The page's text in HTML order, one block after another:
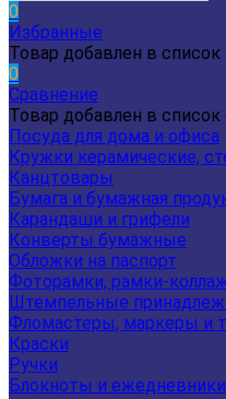
0
Избранные
Товар добавлен в
0
Сравнение
Товар добавлен в список
Посуда для дома и офиса
Кружки керамические,
Канцтовары
Бумага и бумажная
Карандаши и грифели
Конверты бумажные
Обложки на паспорт
Фоторамки, рамки-
Штемпельные
Фломастеры, маркеры и
Краски
Ручки
Блокноты и ежедневники